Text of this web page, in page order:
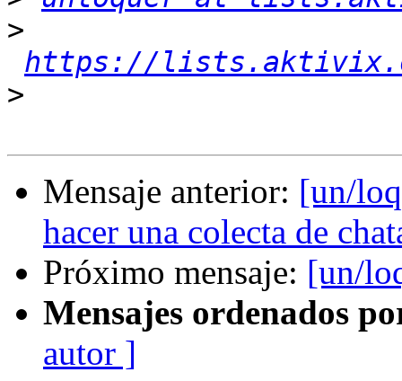
>
https://
>
Mensaje anterior: [un/
hacer una colecta de
Próximo mensaje: [un/
Mensajes ordenados
autor ]